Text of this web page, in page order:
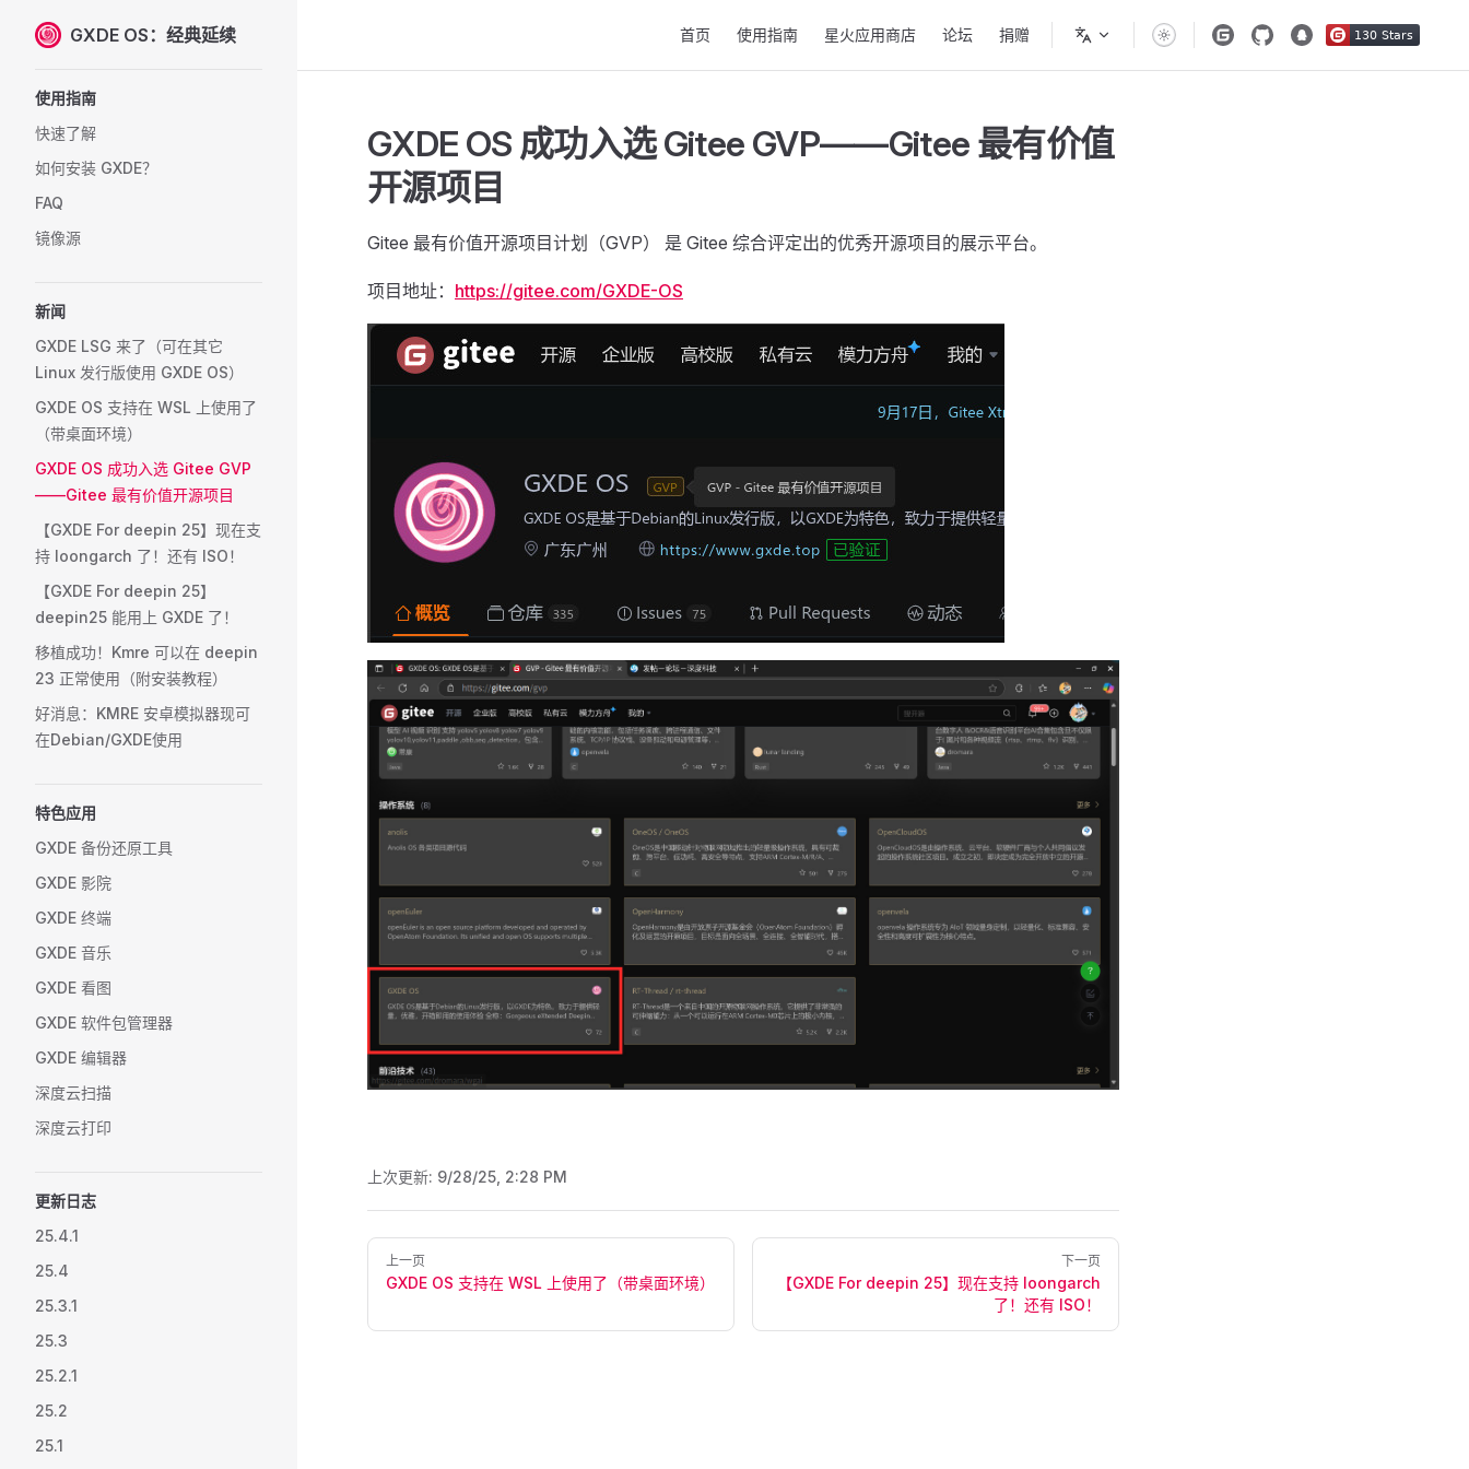
Skip to content
GXDE OS：经典延续 首页 使用指南 星火应用商店 论坛 捐赠
使用指南
快速了解
如何安装 GXDE？
FAQ
镜像源
新闻
GXDE LSG 来了（可在其它
Linux 发行版使用 GXDE OS）
GXDE OS 支持在 WSL 上使用了
（带桌面环境）
GXDE OS 成功入选 Gitee GVP
——Gitee 最有价值开源项目
【GXDE For deepin 25】现在支
持 loongarch 了！还有 ISO！
【GXDE For deepin 25】
deepin25 能用上 GXDE 了！
移植成功！Kmre 可以在 deepin
23 正常使用（附安装教程）
好消息：KMRE 安卓模拟器现可
在Debian/GXDE使用
特色应用
GXDE 备份还原工具
GXDE 影院
GXDE 终端
GXDE 音乐
GXDE 看图
GXDE 软件包管理器
GXDE 编辑器
深度云扫描
深度云打印
更新日志
25.4.1
25.4
25.3.1
25.3
25.2.1
25.2
25.1
GXDE OS 成功入选 Gitee GVP——Gitee 最有价值
开源项目
Gitee 最有价值开源项目计划（GVP） 是 Gitee 综合评定出的优秀开源项目的展示平台。
项目地址： https://gitee.com/GXDE-OS
上次更新: 9/28/25, 2:28 PM
Pager
上一页
GXDE OS 支持在 WSL 上使用了（带桌面环境）
下一页
【GXDE For deepin 25】现在支持 loongarch
了！还有 ISO！